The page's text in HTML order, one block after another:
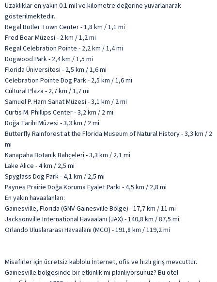
Uzaklıklar en yakın 0.1 mil ve kilometre değerine yuvarlanarak
gösterilmektedir.
Regal Butler Town Center - 1,8 km / 1,1 mi
Fred Bear Müzesi - 2 km / 1,2 mi
Regal Celebration Pointe - 2,2 km / 1,4 mi
Dogwood Park - 2,4 km / 1,5 mi
Florida Üniversitesi - 2,5 km / 1,6 mi
Celebration Pointe Dog Park - 2,5 km / 1,6 mi
Cultural Plaza - 2,7 km / 1,7 mi
Samuel P. Harn Sanat Müzesi - 3,1 km / 2 mi
Curtis M. Phillips Center - 3,2 km / 2 mi
Doğa Tarihi Müzesi - 3,3 km / 2 mi
Butterfly Rainforest at the Florida Museum of Natural History - 3,3 km / 2
mi
Kanapaha Botanik Bahçeleri - 3,3 km / 2,1 mi
Lake Alice - 4 km / 2,5 mi
Spyglass Dog Park - 4,1 km / 2,5 mi
Paynes Prairie Doğa Koruma Eyalet Parkı - 4,5 km / 2,8 mi
En yakın havaalanları:
Gainesville, Florida (GNV-Gainesville Bölge) - 17,7 km / 11 mi
Jacksonville International Havaalanı (JAX) - 140,8 km / 87,5 mi
Orlando Uluslararası Havaalanı (MCO) - 191,8 km / 119,2 mi
Misafirler için ücretsiz kablolu İnternet, ofis ve hızlı giriş mevcuttur.
Gainesville bölgesinde bir etkinlik mi planlıyorsunuz? Bu otel